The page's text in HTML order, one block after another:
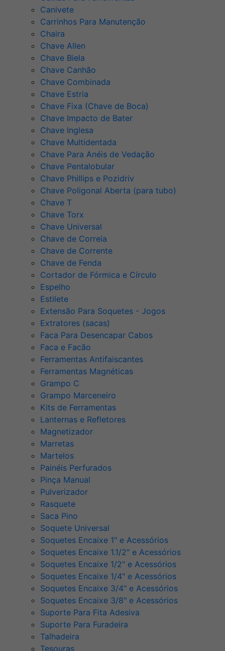
Canivete
Carrinhos Para Manutenção
Chaira
Chave Allen
Chave Biela
Chave Canhão
Chave Combinada
Chave Estria
Chave Fixa (Chave de Boca)
Chave Impacto de Bater
Chave Inglesa
Chave Multidentada
Chave Para Anéis de Vedação
Chave Pentalobular
Chave Phillips e Pozidriv
Chave Poligonal Aberta (para tubo)
Chave T
Chave Torx
Chave Universal
Chave de Correia
Chave de Corrente
Chave de Fenda
Cortador de Fórmica e Círculo
Espelho
Estilete
Extensão Para Soquetes - Jogos
Extratores (sacas)
Faca Para Desencapar Cabos
Faca e Facão
Ferramentas Antifaiscantes
Ferramentas Magnéticas
Grampo C
Grampo Marceneiro
Kits de Ferramentas
Lanternas e Refletores
Magnetizador
Marretas
Martelos
Painéis Perfurados
Pinça Manual
Pulverizador
Rasquete
Saca Pino
Soquete Universal
Soquetes Encaixe 1" e Acessórios
Soquetes Encaixe 1.1/2" e Acessórios
Soquetes Encaixe 1/2" e Acessórios
Soquetes Encaixe 1/4" e Acessórios
Soquetes Encaixe 3/4" e Acessórios
Soquetes Encaixe 3/8" e Acessórios
Suporte Para Fita Adesiva
Suporte Para Furadeira
Talhadeira
Tesouras